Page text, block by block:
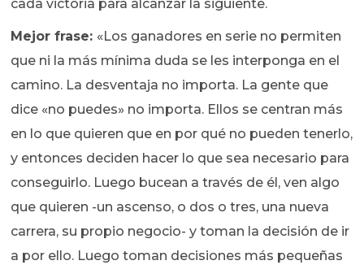
cada victoria para alcanzar la siguiente.
Mejor frase: «Los ganadores en serie no permiten
que ni la más mínima duda se les interponga en el
camino. La desventaja no importa. La gente que
dice «no puedes» no importa. Ellos se centran más
en lo que quieren que en por qué no pueden tenerlo,
y entonces deciden hacer lo que sea necesario para
conseguirlo. Luego bucean a través de él, ven algo
que quieren -un ascenso, o dos o tres, una nueva
carrera, su propio negocio- y toman la decisión de ir
a por ello. Luego toman decisiones más pequeñas